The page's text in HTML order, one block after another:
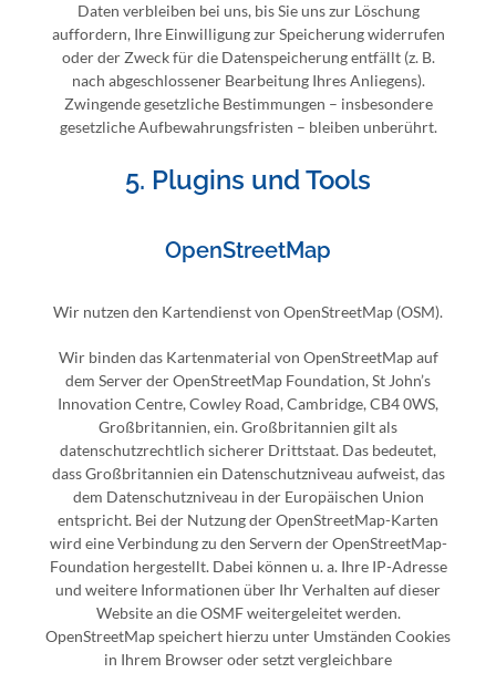
Daten verbleiben bei uns, bis Sie uns zur Löschung
auffordern, Ihre Einwilligung zur Speicherung widerrufen
oder der Zweck für die Datenspeicherung entfällt (z. B.
nach abgeschlossener Bearbeitung Ihres Anliegens).
Zwingende gesetzliche Bestimmungen – insbesondere
gesetzliche Aufbewahrungsfristen – bleiben unberührt.
5. Plugins und Tools
OpenStreetMap
Wir nutzen den Kartendienst von OpenStreetMap (OSM).
Wir binden das Kartenmaterial von OpenStreetMap auf
dem Server der OpenStreetMap Foundation, St John’s
Innovation Centre, Cowley Road, Cambridge, CB4 0WS,
Großbritannien, ein. Großbritannien gilt als
datenschutzrechtlich sicherer Drittstaat. Das bedeutet,
dass Großbritannien ein Datenschutzniveau aufweist, das
dem Datenschutzniveau in der Europäischen Union
entspricht. Bei der Nutzung der OpenStreetMap-Karten
wird eine Verbindung zu den Servern der OpenStreetMap-
Foundation hergestellt. Dabei können u. a. Ihre IP-Adresse
und weitere Informationen über Ihr Verhalten auf dieser
Website an die OSMF weitergeleitet werden.
OpenStreetMap speichert hierzu unter Umständen Cookies
in Ihrem Browser oder setzt vergleichbare